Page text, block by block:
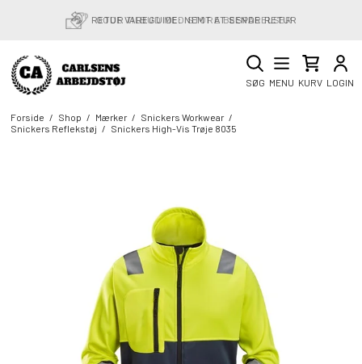
RETURVAREGUIDE: NEMT AT SENDE RETUR
SØG MENU KURV LOGIN
Forside / Shop / Mærker / Snickers Workwear /
Snickers Reflekstøj / Snickers High-Vis Trøje 8035